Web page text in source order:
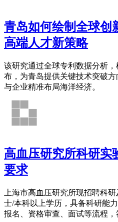
青岛如何绘制全球创
高端人才新策略
该研究通过全球专利数据分析
布，为青岛提供关键技术突破
与企业精准布局海洋经济。
高血压研究所科研实
要求
上海市高血压研究所现招聘科
士/本科以上学历，具备科研能
报名、资格审查、面试等流程，